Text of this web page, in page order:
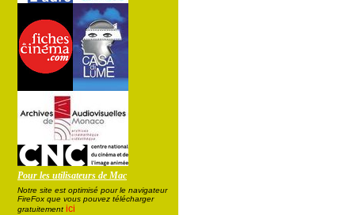
Pour les utilisateurs de Mac
Notre site est optimisé pour le navigateur
FireFox que vous pouvez télécharger
gratuitement ici